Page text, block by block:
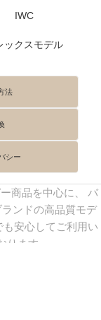
IWC
ックスモデル
法
シー
商品を中心に、 バ
ンドの高品質モデ
安心してご利用い
ます。